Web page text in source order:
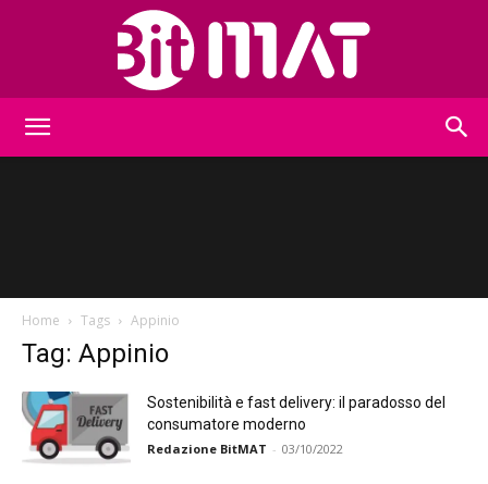
Home Tags Appinio
Tag: Appinio
Sostenibilità e fast delivery: il paradosso del
consumatore moderno
Redazione BitMAT - 03/10/2022